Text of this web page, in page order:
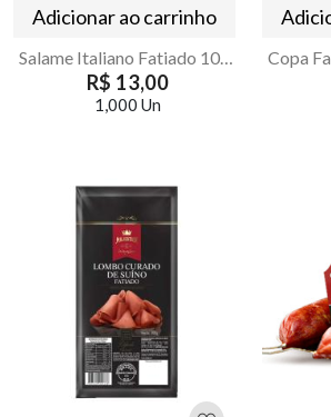
Adicionar ao carrinho
R$ 13,00
1,000 Un